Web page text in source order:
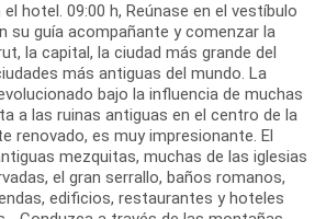
hotel. 09:00 h, Reúnase en el vestíbulo
su guía acompañante y comenzar la
la capital, la ciudad más grande del
más antiguas del mundo. La
bajo la influencia de muchas
a las ruinas antiguas en el centro de la
renovado, es muy impresionante. El
mezquitas, muchas de las iglesias
el gran serrallo, baños romanos,
edificios, restaurantes y hoteles